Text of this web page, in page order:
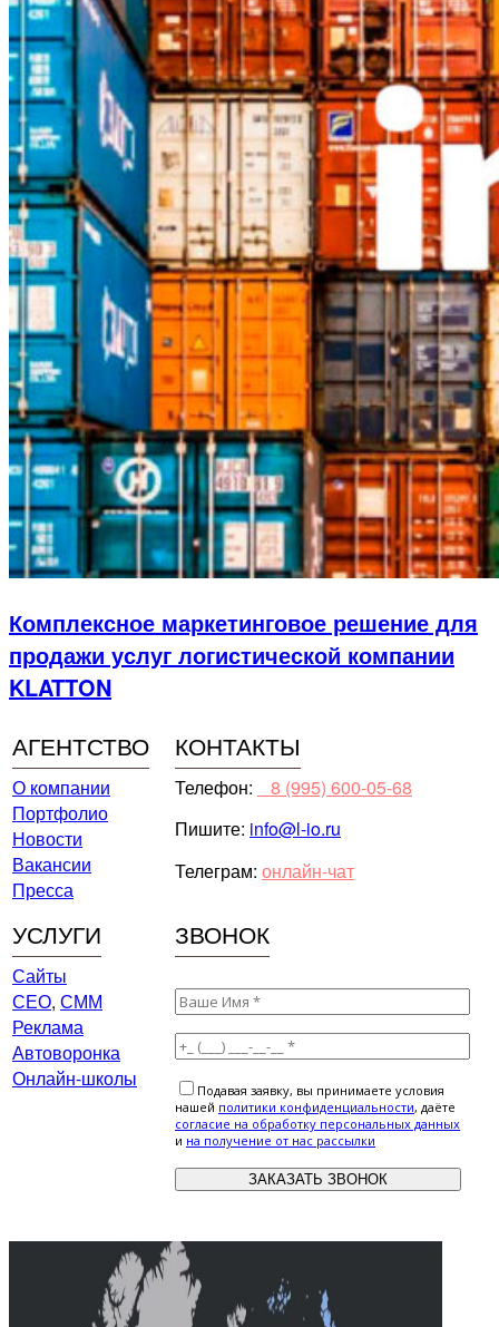
Комплексное маркетинговое решение для
продажи услуг логистической компании
KLATTON
АГЕНТСТВО КОНТАКТЫ
О компании
Портфолио
Новости
Вакансии
Пресса
Телефон:
⠀8 (995) 600-05-68
Пишите: info@l-io.ru
Телеграм: онлайн-чат
УСЛУГИ ЗВОНОК
Сайты
СЕО, СММ
Реклама
Автоворонка
Онлайн-школы
Подавая заявку, вы принимаете условия
нашей политики конфиденциальности, даёте
cогласие на обработку персональных данных
и на получение от нас рассылки